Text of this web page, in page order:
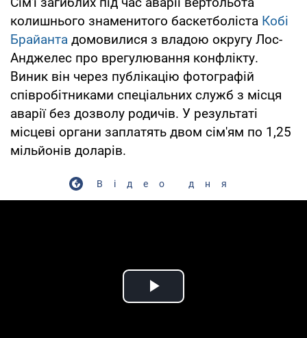
колишнього знаменитого баскетболіста Кобі
Брайанта домовилися з владою округу Лос-
Анджелес про врегулювання конфлікту.
Виник він через публікацію фотографій
співробітниками спеціальних служб з місця
аварії без дозволу родичів. У результаті
місцеві органи заплатять двом сім'ям по 1,25
мільйонів доларів.
Відео дня
Play Video